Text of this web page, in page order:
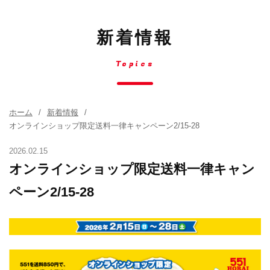
新着情報
Topics
ホーム
新着情報
オンラインショップ限定送料一律キャンペーン2/15-28
2026.02.15
オンラインショップ限定送料一律キャン
ペーン2/15-28